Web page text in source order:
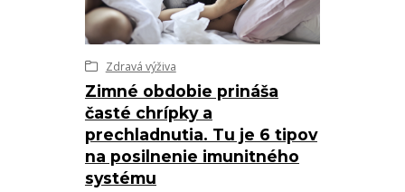
Zimné obdobie prináša
časté chrípky a
prechladnutia. Tu je 6 tipov
na posilnenie imunitného
systému
Zdravá výživa